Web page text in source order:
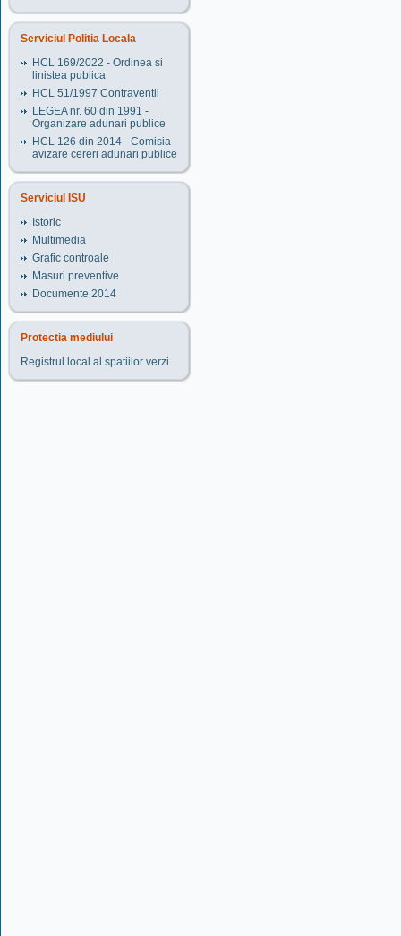
Serviciul Politia Locala
HCL 169/2022 - Ordinea si
linistea publica
HCL 51/1997 Contraventii
LEGEA nr. 60 din 1991 -
Organizare adunari publice
HCL 126 din 2014 - Comisia
avizare cereri adunari publice
Serviciul ISU
Istoric
Multimedia
Grafic controale
Masuri preventive
Documente 2014
Protectia mediului
Registrul local al spatiilor verzi